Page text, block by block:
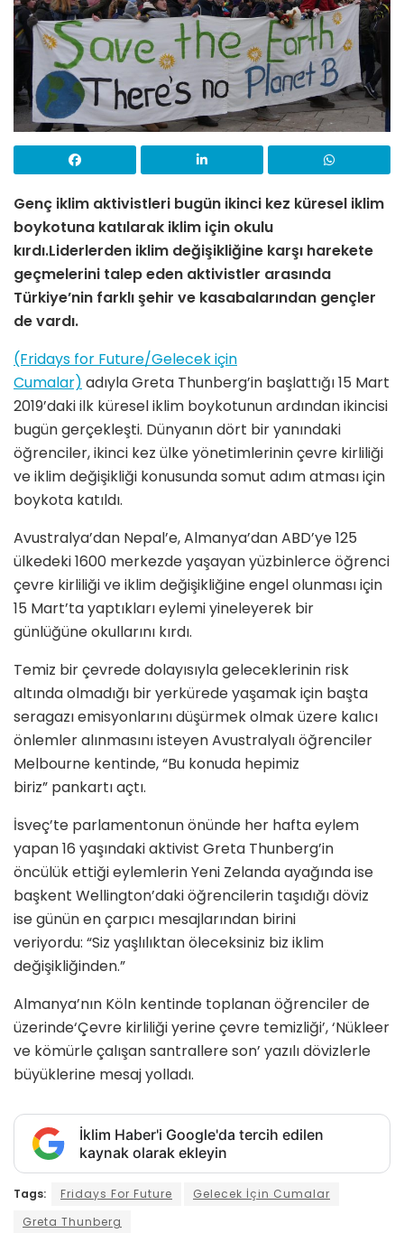
Genç iklim aktivistleri bugün ikinci kez küresel iklim
boykotuna katılarak iklim için okulu
kırdı.Liderlerden iklim değişikliğine karşı harekete
geçmelerini talep eden aktivistler arasında
Türkiye’nin farklı şehir ve kasabalarından gençler
de vardı.
(Fridays for Future/Gelecek için
Cumalar) adıyla Greta Thunberg’in başlattığı 15 Mart
2019’daki ilk küresel iklim boykotunun ardından ikincisi
bugün gerçekleşti. Dünyanın dört bir yanındaki
öğrenciler, ikinci kez ülke yönetimlerinin çevre kirliliği
ve iklim değişikliği konusunda somut adım atması için
boykota katıldı.
Avustralya’dan Nepal’e, Almanya’dan ABD’ye 125
ülkedeki 1600 merkezde yaşayan yüzbinlerce öğrenci
çevre kirliliği ve iklim değişikliğine engel olunması için
15 Mart’ta yaptıkları eylemi yineleyerek bir
günlüğüne okullarını kırdı.
Temiz bir çevrede dolayısıyla geleceklerinin risk
altında olmadığı bir yerkürede yaşamak için başta
seragazı emisyonlarını düşürmek olmak üzere kalıcı
önlemler alınmasını isteyen Avustralyalı öğrenciler
Melbourne kentinde, “Bu konuda hepimiz
biriz” pankartı açtı.
İsveç’te parlamentonun önünde her hafta eylem
yapan 16 yaşındaki aktivist Greta Thunberg’in
öncülük ettiği eylemlerin Yeni Zelanda ayağında ise
başkent Wellington’daki öğrencilerin taşıdığı döviz
ise günün en çarpıcı mesajlarından birini
veriyordu: “Siz yaşlılıktan öleceksiniz biz iklim
değişikliğinden.”
Almanya’nın Köln kentinde toplanan öğrenciler de
üzerinde‘Çevre kirliliği yerine çevre temizliği’, ‘Nükleer
ve kömürle çalışan santrallere son’ yazılı dövizlerle
büyüklerine mesaj yolladı.
İklim Haber'i Google'da tercih edilen
kaynak olarak ekleyin
Tags: Fridays For Future
Gelecek İçin Cumalar
Greta Thunberg